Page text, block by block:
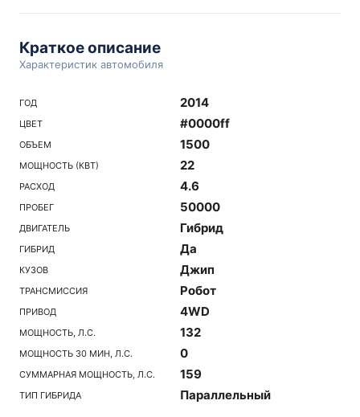
Краткое описание
Характеристик автомобиля
ГОД 2014
ЦВЕТ #0000ff
ОБЪЕМ 1500
МОЩНОСТЬ (КВТ) 22
РАСХОД 4.6
ПРОБЕГ 50000
ДВИГАТЕЛЬ Гибрид
ГИБРИД Да
КУЗОВ Джип
ТРАНСМИССИЯ Робот
ПРИВОД 4WD
МОЩНОСТЬ, Л.С. 132
МОЩНОСТЬ 30 МИН, Л.С. 0
СУММАРНАЯ МОЩНОСТЬ, Л.С. 159
ТИП ГИБРИДА Параллельный